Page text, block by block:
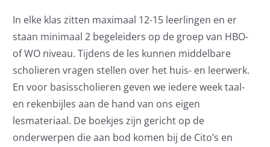
In elke klas zitten maximaal 12-15 leerlingen en er
staan minimaal 2 begeleiders op de groep van HBO-
of WO niveau. Tijdens de les kunnen middelbare
scholieren vragen stellen over het huis- en leerwerk.
En voor basisscholieren geven we iedere week taal-
en rekenbijles aan de hand van ons eigen
lesmateriaal. De boekjes zijn gericht op de
onderwerpen die aan bod komen bij de Cito’s en